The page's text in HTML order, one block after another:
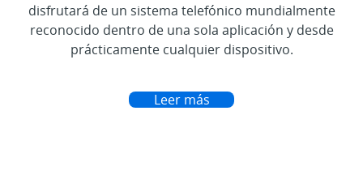
disfrutará de un sistema telefónico mundialmente
reconocido dentro de una sola aplicación y desde
prácticamente cualquier dispositivo.
Leer más